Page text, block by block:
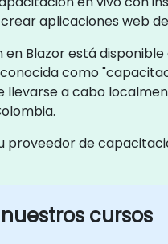
aplicaciones web
en Blazor está
como
llevarse a cabo
proveedor de
cursos